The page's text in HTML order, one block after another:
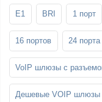
E1 BRI 1 порт
16 портов 24 порта
VoIP шлюзы с
Дешевые VOIP шлюзы